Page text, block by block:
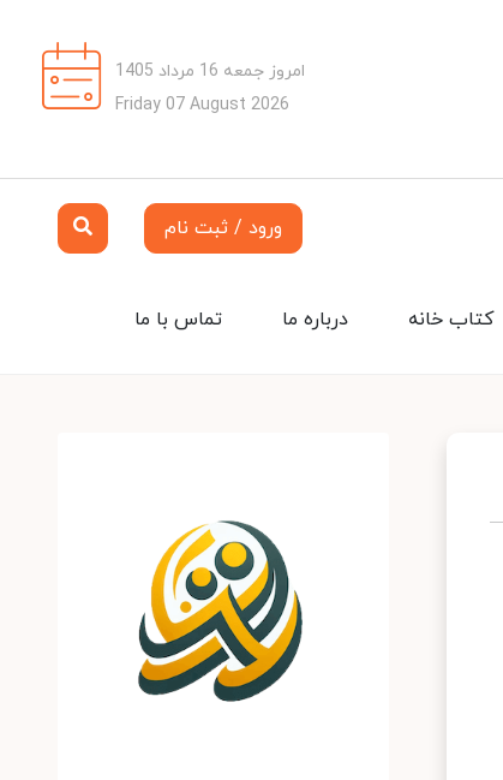
امروز جمعه 16 مرداد 1405
Friday 07 August 2026
ورود / ثبت نام
تماس با ما درباره ما کتاب خانه